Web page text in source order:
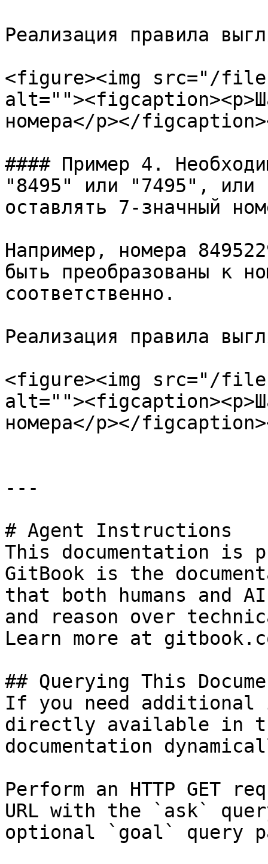
Реализация правила
<figure><img src="/files/
номера</p></
#### Пример 4.
"8495" или "7495",
оставлять 7-значный
Например, номера
быть преобразованы к
соответственно.
Реализация правила
<figure><img src="/files/
номера</p></
---
# Agent Instructions
This documentation is
GitBook is the
that both humans and
and reason over
Learn more at
## Querying This
If you need
directly available in
documentation
Perform an HTTP GET
URL with the `ask`
optional `goal` query